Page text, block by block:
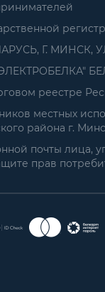
Г. МИНСК,
реестре
местных
района г.
почты лица,
прав